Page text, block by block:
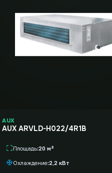
AUX
AUX ARVLD-H022/4R1B
Площадь 20 м²
Охлаждение 2,2 кВт